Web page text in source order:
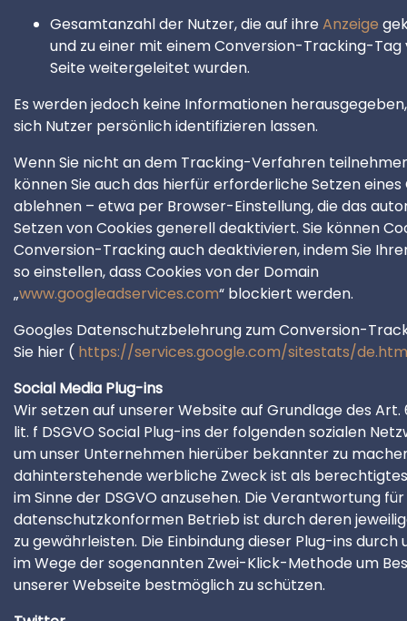
Gesamtanzahl der Nutzer, die auf ihreAnzeige
und zu einer mit einem Conversion-Tracking-Tag
Seite weitergeleitet wurden.
Es werden jedoch keine Informationen
sich Nutzer persönlich identifizieren lassen.
Wenn Sie nicht an dem Tracking-Verfahren
können Sie auch das hierfür erforderliche Setzen eines
ablehnen – etwa per Browser-Einstellung, die das
Setzen von Cookies generell deaktiviert. Sie können
Conversion-Tracking auch deaktivieren, indem Sie
so einstellen, dass Cookies von der Domain
„www.googleadservices.com“ blockiert werden.
Googles Datenschutzbelehrung zum Conversion-
Sie hier ( https://services.google.com/sitestats/
Social Media Plug-ins
Wir setzen auf unserer Website auf Grundlage des Art. 6
lit. f DSGVO Social Plug-ins der folgenden sozialen
um unser Unternehmen hierüber bekannter zu
dahinterstehende werbliche Zweck ist als
im Sinne der DSGVO anzusehen. Die Verantwortung
datenschutzkonformen Betrieb ist durch deren
zu gewährleisten. Die Einbindung dieser Plug-ins durch
im Wege der sogenannten Zwei-Klick-Methode um
unserer Webseite bestmöglich zu schützen.